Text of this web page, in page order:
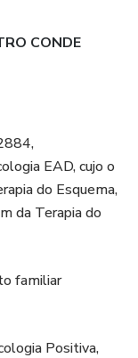
CONDE
EAD, cujo o
do Esquema,
da Terapia do
familiar
Positiva,